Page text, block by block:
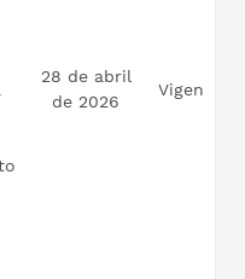
28 de abril
de 2026
Vigente